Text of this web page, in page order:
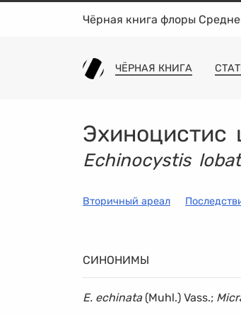
Чёрная книга флоры
ЧЁРНАЯ КНИГА
Эхиноцистис
Echinocystis
Вторичный ареал
СИНОНИМЫ
E. echinata(Muhl.) Vass.;